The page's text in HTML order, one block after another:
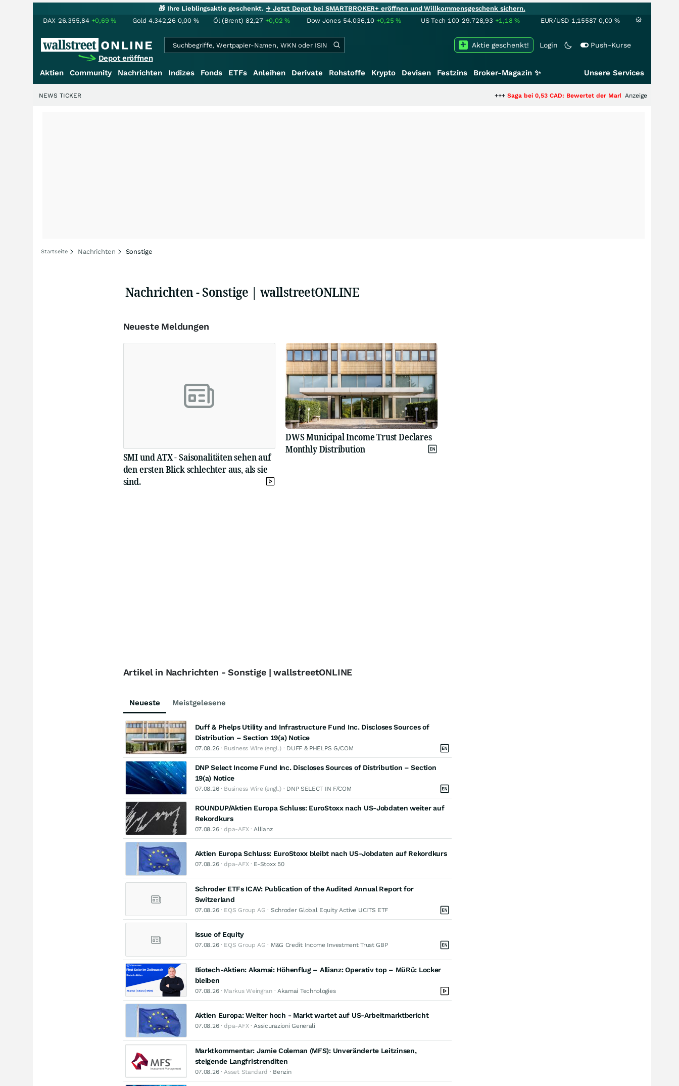
🎁 Ihre Lieblingsaktie geschenkt.→ Jetzt Depot bei SMARTBROKER+ eröffnen und Willkommensgeschenk sichern.
DAX 26.355,84 +0,69% Gold 4.342,26 0,00 % Öl (Brent) 82,27 +0,02% Dow Jones 54.036,10 +0,25% US Tech 100 29.728,93 +1,18% EUR/USD 1,15587 0,00 %
Depot eröffnen
Login Push-Kurse
Aktie geschenkt!
Aktien Community Nachrichten Indizes Fonds ETFs Anleihen Derivate Rohstoffe Krypto Devisen Festzins Broker-Magazin ✨ Unsere Services
Saga bei 0,53 CAD: Bewertet der Markt noch immer nur die Hälfte
Anzeige
NEWS TICKER
Startseite Nachrichten Sonstige
Nachrichten - Sonstige | wallstreetONLINE
Neueste Meldungen
SMI und ATX - Saisonalitäten sehen auf
den ersten Blick schlechter aus, als sie
sind.
DWS Municipal Income Trust Declares
Monthly Distribution
Artikel in Nachrichten - Sonstige | wallstreetONLINE
Neueste Meistgelesene
Duff & Phelps Utility and Infrastructure Fund Inc. Discloses Sources of
Distribution – Section 19(a) Notice
07.08.26· Business Wire (engl.) · DUFF & PHELPS G/COM
DNP Select Income Fund Inc. Discloses Sources of Distribution – Section
19(a) Notice
07.08.26· Business Wire (engl.) · DNP SELECT IN F/COM
ROUNDUP/Aktien Europa Schluss: EuroStoxx nach US-Jobdaten weiter auf
Rekordkurs
07.08.26· dpa-AFX · Allianz
Aktien Europa Schluss: EuroStoxx bleibt nach US-Jobdaten auf Rekordkurs
07.08.26· dpa-AFX · E-Stoxx 50
Schroder ETFs ICAV: Publication of the Audited Annual Report for
Switzerland
07.08.26· EQS Group AG · Schroder Global Equity Active UCITS ETF
Issue of Equity
07.08.26· EQS Group AG · M&G Credit Income Investment Trust GBP
Biotech-Aktien: Akamai: Höhenflug – Allianz: Operativ top – MüRü: Locker
bleiben
07.08.26· Markus Weingran · Akamai Technologies
Aktien Europa: Weiter hoch - Markt wartet auf US-Arbeitmarktbericht
07.08.26· dpa-AFX ·Assicurazioni Generali
Marktkommentar: Jamie Coleman (MFS): Unveränderte Leitzinsen,
steigende Langfristrenditen
07.08.26· Asset Standard · Benzin